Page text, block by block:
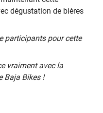
dégustation de bières
participants pour cette
vraiment avec la
Baja Bikes !